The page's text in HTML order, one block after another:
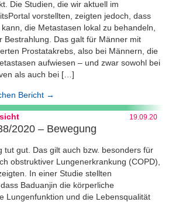
Die Studien, die wir aktuell im
vorstellten, zeigten jedoch, dass
die Metastasen lokal zu behandeln,
Bestrahlung. Das galt für Männer mit
Prostatakrebs, also bei Männern, die
aufwiesen – und zwar sowohl bei
als auch bei […]
Bericht →
19.09.20
2020 – Bewegung
tut gut. Das gilt auch bzw. besonders für
obstruktiver Lungenerkrankung (COPD),
In einer Studie stellten
Baduanjin die körperliche
Lungenfunktion und die Lebensqualität